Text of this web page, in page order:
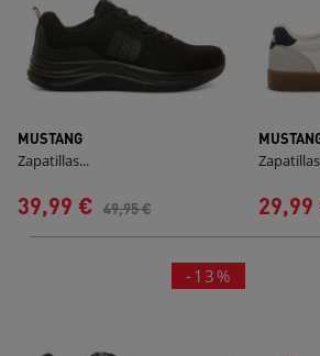
MUSTANG
Zapatillas...
39,99 € 49,95 € 29,99
-13%